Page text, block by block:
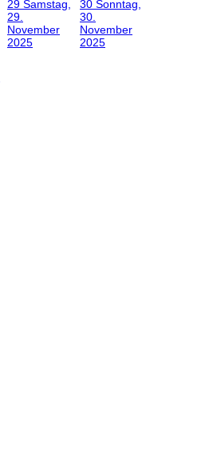
29 Samstag,
29.
November
2025
30 Sonntag,
30.
November
2025